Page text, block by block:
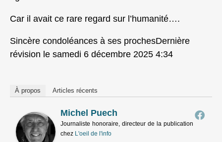
Car il avait ce rare regard sur l’humanité….
Sincère condoléances à ses prochesDernière
révision le samedi 6 décembre 2025 4:34
À propos Articles récents
Michel Puech
Journaliste honoraire, directeur de la publication
chez L'oeil de l'info